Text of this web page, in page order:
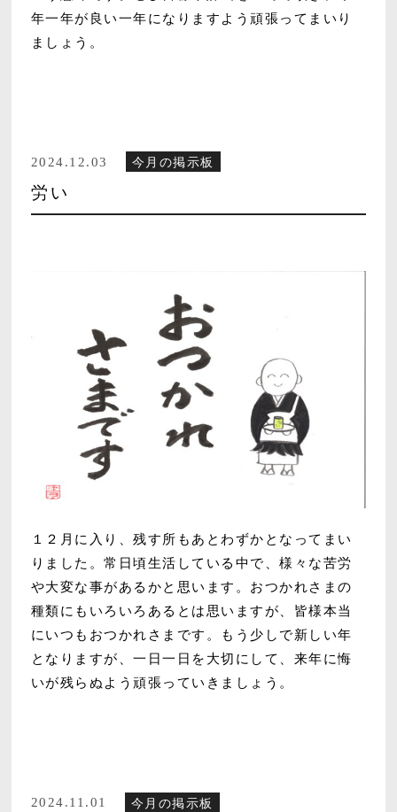
年一年が良い一年になりますよう頑張ってまいり
ましょう。
2024.12.03 今月の掲示板
労い
１２月に入り、残す所もあとわずかとなってまい
りました。常日頃生活している中で、様々な苦労
や大変な事があるかと思います。おつかれさまの
種類にもいろいろあるとは思いますが、皆様本当
にいつもおつかれさまです。もう少しで新しい年
となりますが、一日一日を大切にして、来年に悔
いが残らぬよう頑張っていきましょう。
2024.11.01 今月の掲示板